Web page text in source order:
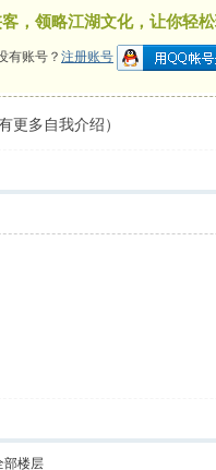
，领略江湖文化，让你轻
有账号？ 注册账号
更多自我介绍）
部楼层